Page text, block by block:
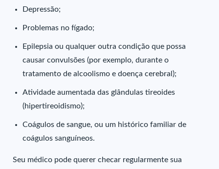
Depressão;
Problemas no fígado;
Epilepsia ou qualquer outra condição que possa
causar convulsões (por exemplo, durante o
tratamento de alcoolismo e doença cerebral);
Atividade aumentada das glândulas tireoides
(hipertireoidismo);
Coágulos de sangue, ou um histórico familiar de
coágulos sanguíneos.
Seu médico pode querer checar regularmente sua